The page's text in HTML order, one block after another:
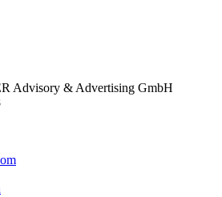
Advisory & Advertising GmbH